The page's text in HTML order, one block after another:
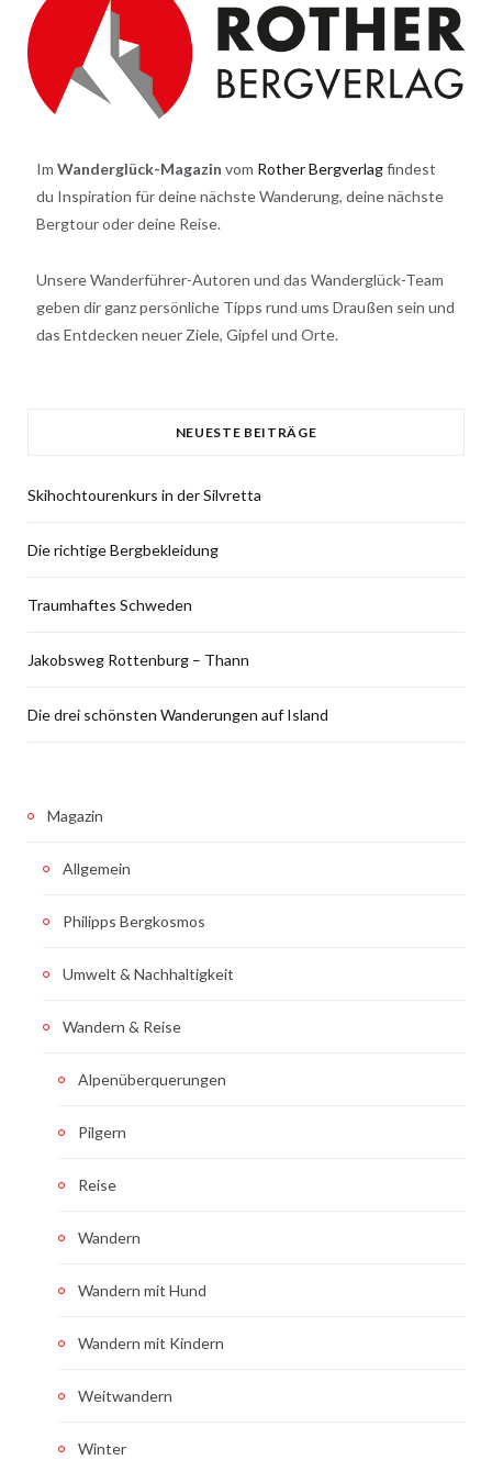
Im Wanderglück-Magazin vom Rother Bergverlagfindest
du Inspiration für deine nächste Wanderung, deine nächste
Bergtour oder deine Reise.
Unsere Wanderführer-Autoren und das Wanderglück-Team
geben dir ganz persönliche Tipps rund ums Draußen sein und
das Entdecken neuer Ziele, Gipfel und Orte.
NEUESTE BEITRÄGE
Skihochtourenkurs in der Silvretta
Die richtige Bergbekleidung
Traumhaftes Schweden
Jakobsweg Rottenburg – Thann
Die drei schönsten Wanderungen auf Island
Magazin
Allgemein
Philipps Bergkosmos
Umwelt & Nachhaltigkeit
Wandern & Reise
Alpenüberquerungen
Pilgern
Reise
Wandern
Wandern mit Hund
Wandern mit Kindern
Weitwandern
Winter